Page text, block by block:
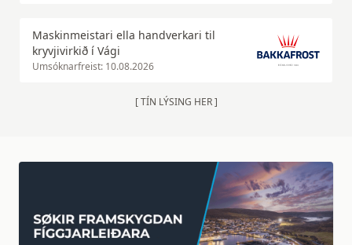
Maskinmeistari ella handverkari til
kryvjivirkið í Vági
Umsóknarfreist: 10.08.2026
[ TÍN LÝSING HER ]